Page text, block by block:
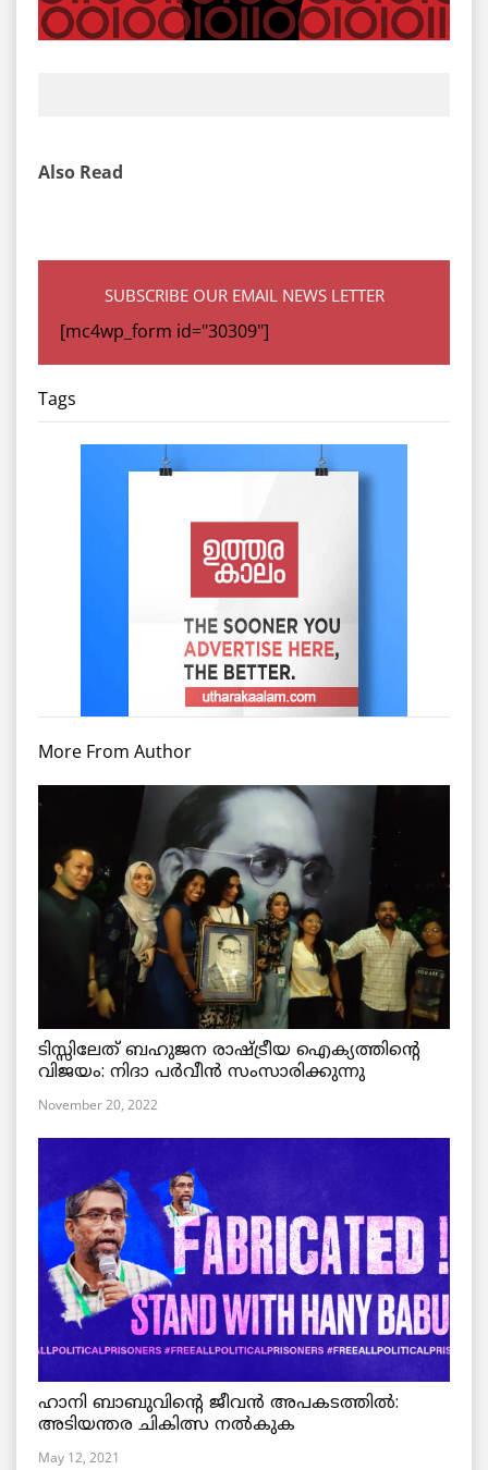
Also Read
SUBSCRIBE OUR EMAIL NEWS LETTER
[mc4wp_form id="30309"]
Tags
More From Author
ടിസ്സിലേത് ബഹുജന രാഷ്ട്രീയ ഐക്യത്തിന്റെ
വിജയം: നിദാ പർവീൻ സംസാരിക്കുന്നു
November 20, 2022
ഹാനി ബാബുവിന്റെ ജീവൻ അപകടത്തിൽ:
അടിയന്തര ചികിത്സ നൽകുക
May 12, 2021